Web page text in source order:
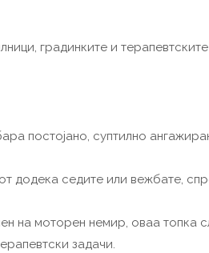
градинките и
постојано, суптилно
седите или вежбате,
на моторен немир, оваа топка
задачи.